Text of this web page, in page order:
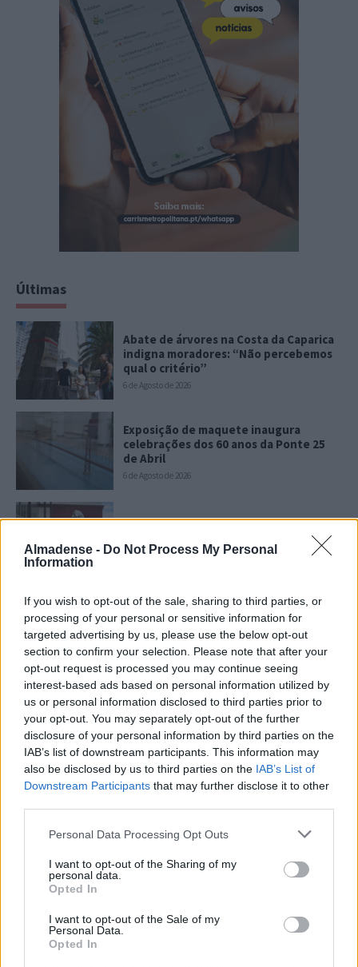
Almadense - Do Not Process My Personal
Information
If you wish to opt-out of the sale, sharing to third parties, or
processing of your personal or sensitive information for
targeted advertising by us, please use the below opt-out
section to confirm your selection. Please note that after your
opt-out request is processed you may continue seeing
interest-based ads based on personal information utilized by
us or personal information disclosed to third parties prior to
your opt-out. You may separately opt-out of the further
disclosure of your personal information by third parties on the
IAB’s list of downstream participants. This information may
also be disclosed by us to third parties on the IAB’s List of
Downstream Participants that may further disclose it to other
Personal Data Processing Opt Outs
I want to opt-out of the Sharing of my
personal data.
Opted In
I want to opt-out of the Sale of my
Personal Data.
Opted In
Últimas
Abate de árvores na Costa da Caparica
indigna moradores: “Não percebemos
qual o critério”
6 de Agosto de 2026
Exposição de maquete inaugura
celebrações dos 60 anos da Ponte 25
de Abril
6 de Agosto de 2026
dádiva de sangue a 11 e 12 de agosto
PUBLICIDADE